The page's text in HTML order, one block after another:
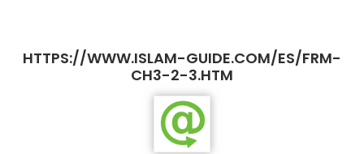
HTTPS://WWW.ISLAM-GUIDE.COM/ES/FRM-
CH3-2-3.HTM